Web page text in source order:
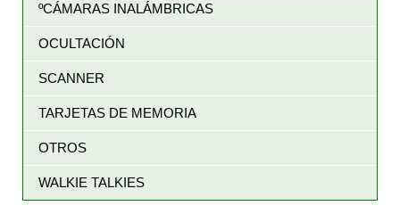
ºCÁMARAS INALÁMBRICAS
OCULTACIÓN
SCANNER
TARJETAS DE MEMORIA
OTROS
WALKIE TALKIES